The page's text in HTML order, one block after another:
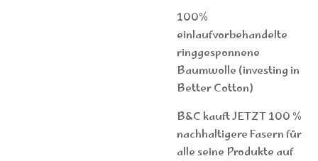
100%
einlaufvorbehandelte
ringgesponnene
Baumwolle (investing in
Better Cotton)
B&C kauft JETZT 100 %
nachhaltigere Fasern für
alle seine Produkte auf